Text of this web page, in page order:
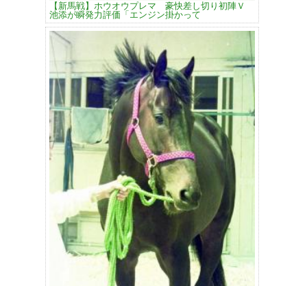
【新馬戦】ホウオウプレマ 豪快差し切り初陣Ｖ
池添が瞬発力評価「エンジン掛かって